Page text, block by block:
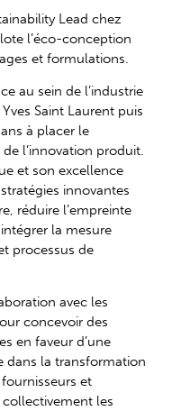
Lead chez
l’éco-conception
et formulations.
au sein de l’industrie
Saint Laurent puis
à placer le
l’innovation produit.
et son excellence
innovantes
réduire l’empreinte
la mesure
processus de
avec les
concevoir des
en faveur d’une
dans la transformation
et
les